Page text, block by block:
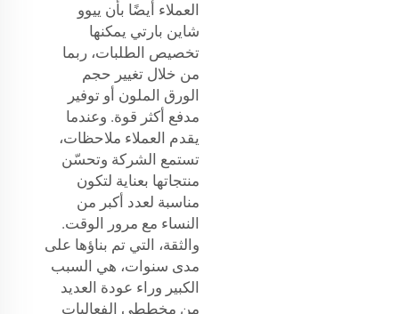
العملاء أيضًا بأن ييوو
شاين بارتي يمكنها
تخصيص الطلبات، ربما
من خلال تغيير حجم
الورق الملون أو توفير
مدفع أكثر قوة. وعندما
يقدم العملاء ملاحظات،
تستمع الشركة وتحسّن
منتجاتها بعناية لتكون
مناسبة لعدد أكبر من
النساء مع مرور الوقت.
والثقة، التي تم بناؤها على
مدى سنوات، هي السبب
الكبير وراء عودة العديد
من مخططي الفعاليات